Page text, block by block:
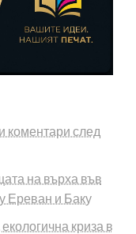
коментари след
на върха във
Ереван и Баку
криза в